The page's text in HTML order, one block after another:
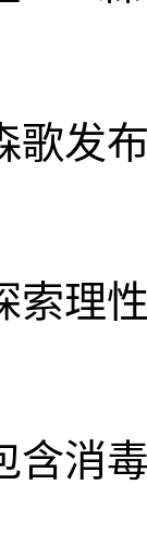
歌发
索理
含消